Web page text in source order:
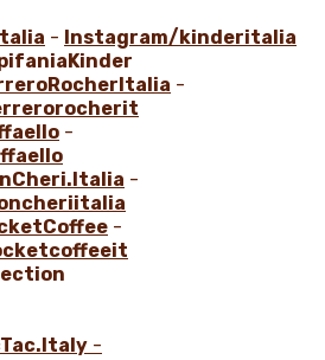
- Instagram/kinderitalia
-
-
-
-
-